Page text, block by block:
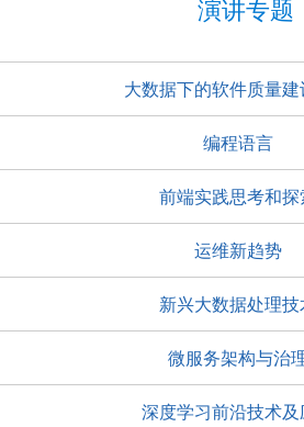
演讲专题
大数据下的软件质量
编程语言
前端实践思考和探
运维新趋势
新兴大数据处理技
微服务架构与治
深度学习前沿技术及